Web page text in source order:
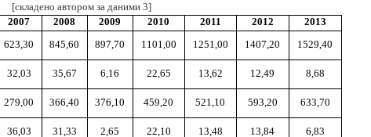
[складено автором за даними 3]
2007 2008 2009 2010 2011 2012
2013
623,30 845,60 897,70 1101,00 1251,00 1407,20
1529,40
32,03 35,67 6,16 22,65 13,62 12,49
8,68
279,00 366,40 376,10 459,20 521,10 593,20
633,70
36,03 31,33 2,65 22,10 13,48 13,84 6,83